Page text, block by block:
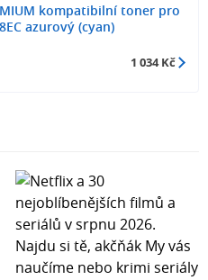
kompatibilní toner pro
azurový (cyan)
1 034 Kč